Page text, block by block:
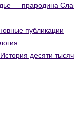
— прародина
публикации
десяти